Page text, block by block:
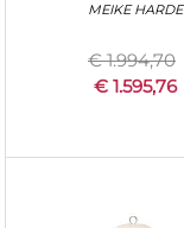
MEIKE HARDE
€ 1.994,70
€ 1.595,76